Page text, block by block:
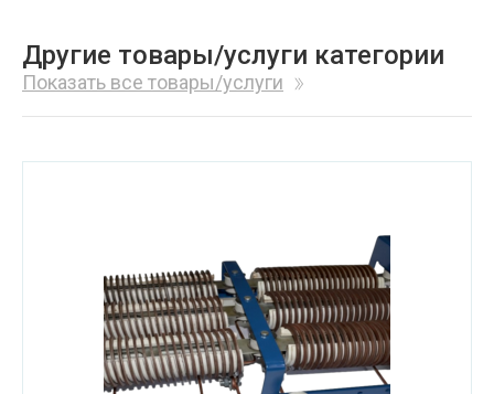
Другие товары/услуги категории
Показать все товары/услуги